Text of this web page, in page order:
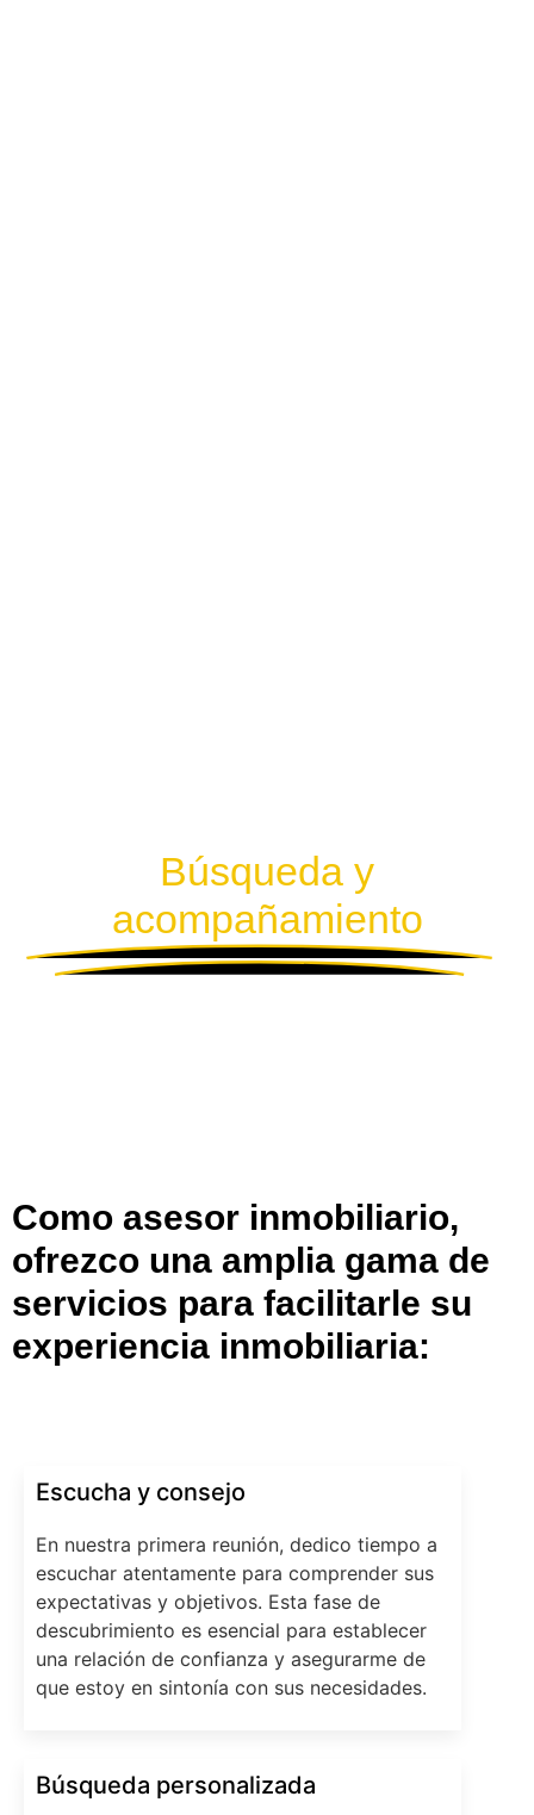
Búsqueda y
acompañamiento
Como asesor inmobiliario,
ofrezco una amplia gama de
servicios para facilitarle su
experiencia inmobiliaria:
Escucha y consejo
En nuestra primera reunión, dedico tiempo a
escuchar atentamente para comprender sus
expectativas y objetivos. Esta fase de
descubrimiento es esencial para establecer
una relación de confianza y asegurarme de
que estoy en sintonía con sus necesidades.
Búsqueda personalizada